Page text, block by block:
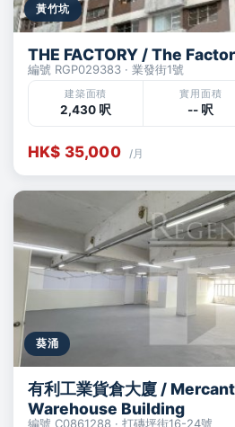
黃竹坑
THE FACTORY / The
編號 RGP029383 · 業發街1號
建築面積
2,430 呎
實用面積
-- 呎
HK$ 35,000 /月
葵涌
有利工業貨倉大廈 /
Warehouse Building
編號 C0861288 · 打磚坪街16-24號